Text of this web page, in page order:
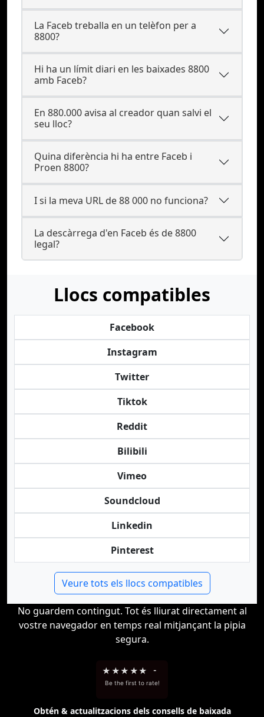
La Faceb treballa en un telèfon per a
8800?
Hi ha un límit diari en les baixades 8800
amb Faceb?
En 880.000 avisa al creador quan salvi el
seu lloc?
Quina diferència hi ha entre Faceb i
Proen 8800?
I si la meva URL de 88 000 no funciona?
La descàrrega d'en Faceb és de 8800
legal?
Llocs compatibles
Facebook
Instagram
Twitter
Tiktok
Reddit
Bilibili
Vimeo
Soundcloud
Linkedin
Pinterest
Veure tots els llocs compatibles
No guardem contingut. Tot és lliurat directament al
vostre navegador en temps real mitjançant la pipia
segura.
★ ★★ ★★ -
Be the first to rate!
Obtén & actualitzacions dels consells de baixada